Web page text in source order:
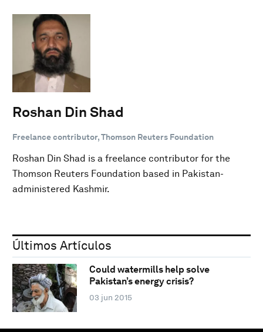
Roshan Din Shad
Freelance contributor, Thomson Reuters Foundation
Roshan Din Shad is a freelance contributor for the
Thomson Reuters Foundation based in Pakistan-
administered Kashmir.
Últimos Artículos
Could watermills help solve
Pakistan’s energy crisis?
03 jun 2015